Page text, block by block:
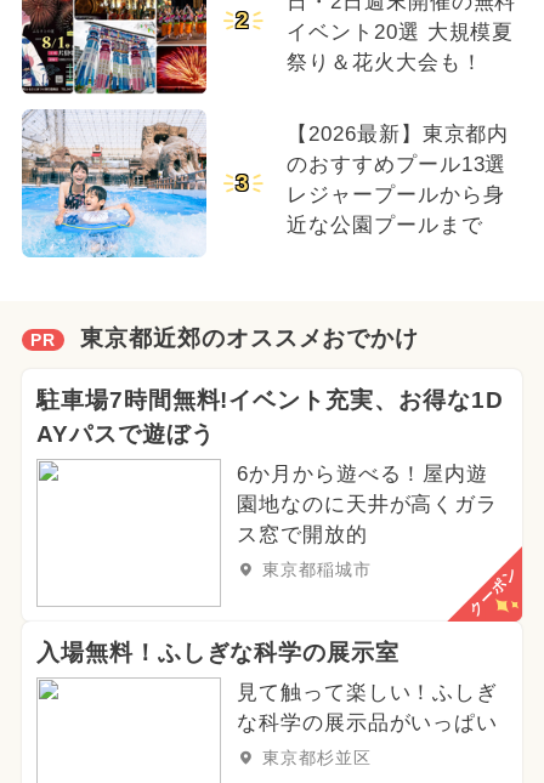
2
イベント20選 大規模夏
祭り＆花火大会も！
3
【2026最新】東京都内
のおすすめプール13選
レジャープールから身
近な公園プールまで
PR 東京都近郊のオススメおでかけ
駐車場7時間無料!イベント充実、お得な1D
AYパスで遊ぼう
6か月から遊べる！屋内遊
園地なのに天井が高くガラ
ス窓で開放的
東京都稲城市 クーポン
入場無料！ふしぎな科学の展示室
見て触って楽しい！ふしぎ
な科学の展示品がいっぱい
東京都杉並区